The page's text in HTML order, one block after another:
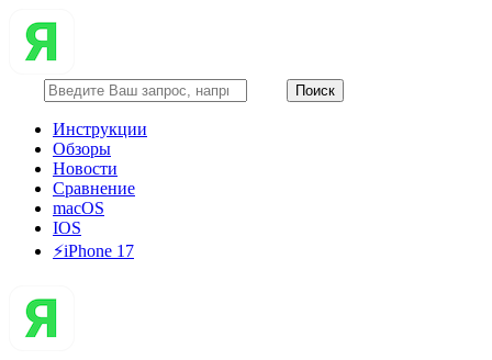
Инструкции
Обзоры
Новости
Сравнение
macOS
IOS
⚡️iPhone 17